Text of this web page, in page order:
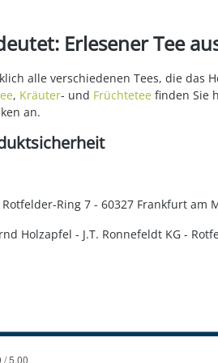
Erlesener Tee
alle verschiedenen Tees, die das
, Kräuter- und Früchtetee finden Sie
an.
Ring 7 - 60327 Frankfurt
Holzapfel - J.T. Ronnefeldt KG -